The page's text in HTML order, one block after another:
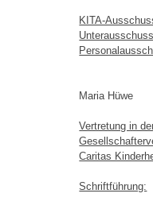
KITA-
Maria Hüwe
Vertretung in
Caritas
Schriftführung: